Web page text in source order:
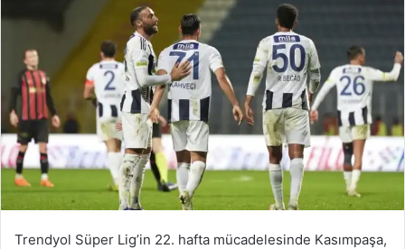
Trendyol Süper Lig’in 22. hafta mücadelesinde Kasımpaşa,